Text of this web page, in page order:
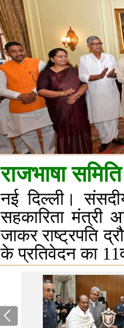
राजभाषा
नई दिल्ली।
सहकारिता मंत्री
जाकर राष्ट्रपति
के प्रतिवेदन का